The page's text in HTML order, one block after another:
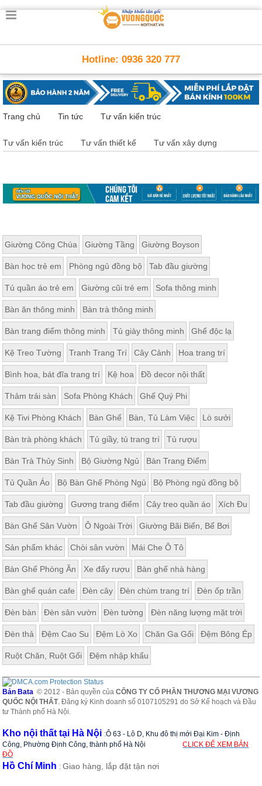
Trang
Thông
Minh
Nội
thông
Nội
Em
Giường
sách
Nội
Thất
Phòng
Khách
Sofa,
rượu,
Bàn
trà...
Nội
Thất
Phòng
Ngủ
Giường
ngủ, tủ
áo, bàn
trang
điểm
Nội
Thất
Phòng
Ăn
Bàn
ăn,
ghế
ăn,
kệ
bếp
Nội
Thất
Ban
Công,
Vườn
ghế
công,
xích
đu,
ghế...
Phụ
Kiện
Trang
Trí
Hotline: 0936 320 777
Trang chủ Tin tức Tư vấn kiến trúc
Tư vấn kiến trúc Tư vấn thiết kế Tư vấn xây dựng
Giường Công Chúa Giường Tầng Giường Boyson
Bàn học trẻ em Phòng ngủ đồng bộ Tab đầu giường
Tủ quần áo trẻ em Giường cũi trẻ em Sofa thông minh
Bàn ăn thông minh Bàn trà thông minh
Bàn trang điểm thông minh Tủ giày thông minh Ghế độc lạ
Kệ Treo Tường Tranh Trang Trí Cây Cảnh Hoa trang trí
Bình hoa, bát đĩa trang trí Kệ hoa Đồ decor nội thất
Thảm trải sàn Sofa Phòng Khách Ghế Quý Phi
Kệ Tivi Phòng Khách Bàn Ghế Bàn, Tủ Làm Việc Lò sưởi
Bàn trà phòng khách Tủ giầy, tủ trang trí Tủ rượu
Bàn Trà Thủy Sinh Bộ Giường Ngủ Bàn Trang Điểm
Tủ Quần Áo Bộ Bàn Ghế Phòng Ngủ Bộ Phòng ngủ đồng bộ
Tab đầu giường Gương trang điểm Cây treo quần áo Xích Đu
Bàn Ghế Sân Vườn Ô Ngoài Trời Giường Bãi Biển, Bể Bơi
Sản phẩm khác Chòi sân vườn Mái Che Ô Tô
Bàn Ghế Phòng Ăn Xe đẩy rượu Bàn ghế nhà hàng
Bàn ghế quán cafe Đèn cây Đèn chùm trang trí Đèn ốp trần
Đèn bàn Đèn sân vườn Đèn tường Đèn năng lượng mặt trời
Đèn thả Đệm Cao Su Đệm Lò Xo Chăn Ga Gối Đệm Bông Ép
Ruột Chăn, Ruột Gối Đệm nhập khẩu
Bản Bata © 2012 - Bản quyền củaCÔNG TY CỔ PHẦN THƯƠNG MẠI VƯƠNG
QUỐC NỘI THẤT. Đăng ký Kinh doanh số 0107105291 do Sở Kế hoạch và Đầu
tư Thành phố Hà Nội.
Kho nội thất tại Hà Nội :Ô 63 - Lô D, Khu đô thị mới Đại Kim - Định
Công, Phường Định Công, thành phố Hà Nội
CLICK ĐỂ XEM BẢN
ĐỒ
Hồ Chí Minh :Giao hàng, lắp đặt tận nơi